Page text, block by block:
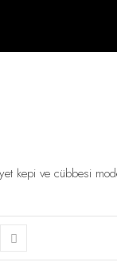
kepi ve cübbesi